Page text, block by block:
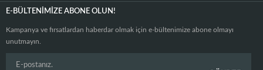
E-BÜLTENIMIZE ABONE OLUN!
Kampanya ve fırsatlardan haberdar olmak için e-bültenimize abone olmayı
unutmayın.